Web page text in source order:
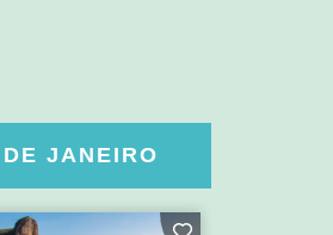
JANEIRO